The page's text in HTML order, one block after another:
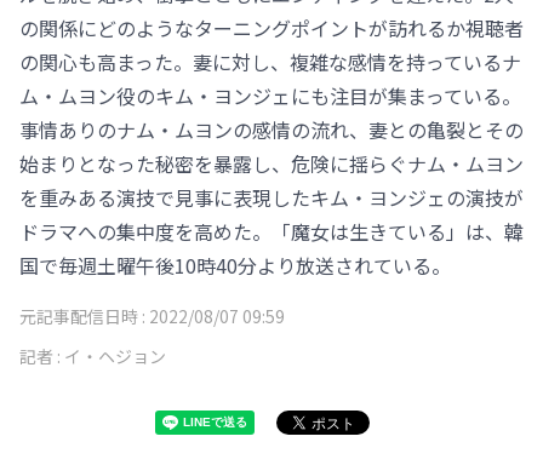
の関係にどのようなターニングポイントが訪れるか視聴者
の関心も高まった。妻に対し、複雑な感情を持っているナ
ム・ムヨン役のキム・ヨンジェにも注目が集まっている。
事情ありのナム・ムヨンの感情の流れ、妻との亀裂とその
始まりとなった秘密を暴露し、危険に揺らぐナム・ムヨン
を重みある演技で見事に表現したキム・ヨンジェの演技が
ドラマへの集中度を高めた。「魔女は生きている」は、韓
国で毎週土曜午後10時40分より放送されている。
元記事配信日時 : 2022/08/07 09:59
記者 : イ・ヘジョン